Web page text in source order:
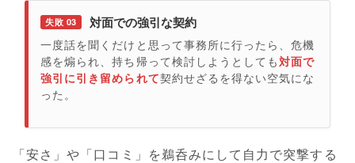
失敗 03 対面での強引な契約
一度話を聞くだけと思って事務所に行ったら、危機
感を煽られ、持ち帰って検討しようとしても対面で
強引に引き留められて契約せざるを得ない空気にな
った。
「安さ」や「口コミ」を鵜呑みにして自力で突撃する